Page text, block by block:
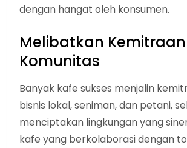
dengan hangat oleh konsumen.
Melibatkan Kemitraan
Komunitas
Banyak kafe sukses menjalin
bisnis lokal, seniman, dan petani,
menciptakan lingkungan yang
kafe yang berkolaborasi dengan